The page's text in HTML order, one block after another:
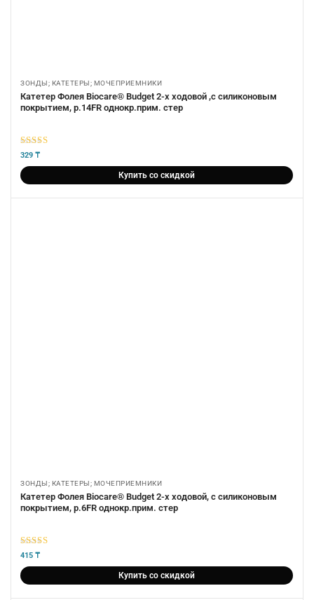
ЗОНДЫ; КАТЕТЕРЫ; МОЧЕПРИЕМНИКИ
Катетер Фолея Biocare® Budget 2-х ходовой ,с силиконовым
покрытием, р.14FR однокр.прим. стер
5из 5
329 ₸
Купить со скидкой
ЗОНДЫ; КАТЕТЕРЫ; МОЧЕПРИЕМНИКИ
Катетер Фолея Biocare® Budget 2-х ходовой, с силиконовым
покрытием, р.6FR однокр.прим. стер
5из 5
415 ₸
Купить со скидкой